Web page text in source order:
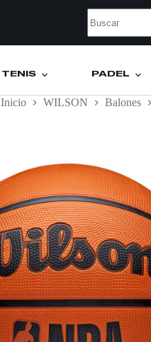
TENIS PÁDEL
Inicio WILSON Balones